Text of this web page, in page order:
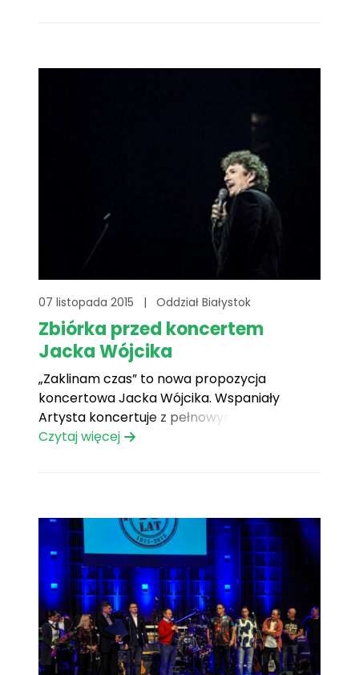
07 listopada 2015 | Oddział Białystok
Zbiórka przed koncertem
Jacka Wójcika
„Zaklinam czas” to nowa propozycja
koncertowa Jacka Wójcika. Wspaniały
Artysta koncertuje z pełnowymiarowym
zespołem, który doskonale sprawdza się w
Czytaj więcej